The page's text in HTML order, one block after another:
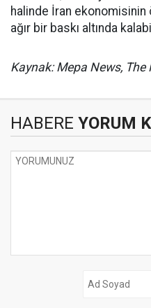
halinde İran
ağır bir baskı altında
Kaynak: Mepa News, The
HABERE YORUM